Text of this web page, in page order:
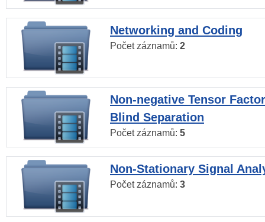
Networking and Coding
Počet záznamů: 2
Non-negative Tensor
Blind Separation
Počet záznamů: 5
Non-Stationary Signal
Počet záznamů: 3